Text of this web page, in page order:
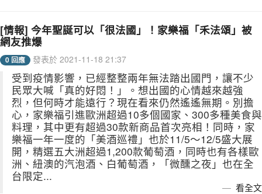
[情報] 今年聖誕可以「很法國」！家樂福「禾法頌」被
網友推爆
0 回應 發表於 2021-11-18 21:37
受到疫情影響，已經整整兩年無法踏出國門，讓不少
民眾大喊「真的好悶！」。想出國的心情越來越強
烈，但何時才能遠行？現在看來仍然遙遙無期。別擔
心，家樂福引進歐洲超過10多個國家、300多種美食與
料理，其中更有超過30款新商品首次亮相！同時，家
樂福一年一度的「美酒巡禮」也於11/5～12/5盛大展
開，精選五大洲超過1,200款葡萄酒，同時也有各樣歐
洲、紐澳的汽泡酒、白葡萄酒，「微醺之夜」也在全
台限定...
看全文